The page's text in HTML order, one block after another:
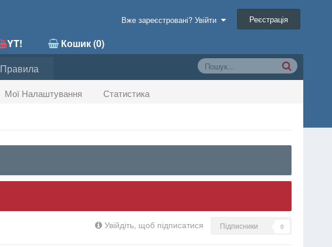
YT! Кошик (0)
Вже зареєстровані? Увійти Реєстрація
Мої Налаштування Статистика
Правила
Увійдіть, щоб підписатися Підписники 0